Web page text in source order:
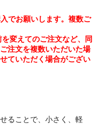
でお願いします。複数ご
変えてのご注文など、同
注文を複数いただいた場
ていただく場合がござい
ることで、小さく、軽